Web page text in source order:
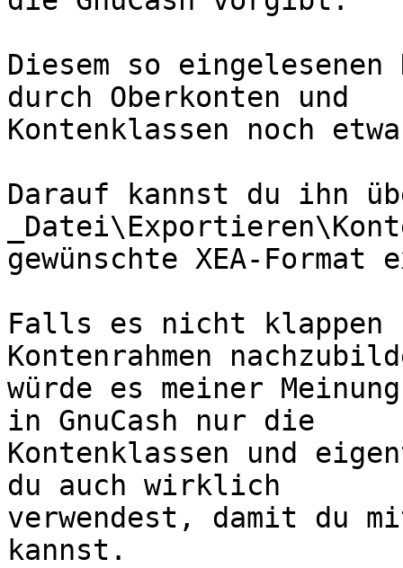
Diesem so eingelesenen
durch Oberkonten und
Kontenklassen noch
Darauf kannst du ihn
gewünschte XEA-
Falls es nicht klappen
Kontenrahmen
würde es meiner
in GnuCash nur die
Kontenklassen und
du auch wirklich
verwendest, damit du
kannst.